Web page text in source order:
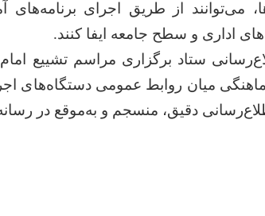
می‌توانند از طریق اجرای
اداری و سطح جامعه ایفا کنند.
ستاد برگزاری مراسم تشییع
میان روابط عمومی دستگاه‌های
دقیق، منسجم و به‌موقع در